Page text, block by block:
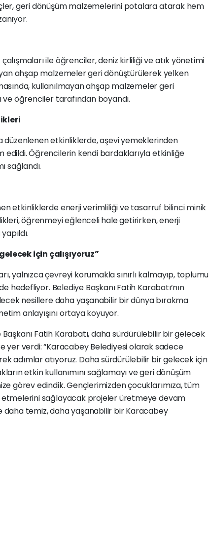
geri dönüşüm malzemelerini potalara atarak hem
ile öğrenciler, deniz kirliliği ve atık yönetimi
ahşap malzemeler geri dönüştürülerek yelken
kullanılmayan ahşap malzemeler geri
öğrenciler tarafından boyandı.
düzenlenen etkinliklerde, aşevi yemeklerinden
Öğrencilerin kendi bardaklarıyla etkinliğe
sağlandı.
etkinliklerde enerji verimliliği ve tasarruf bilinci minik
öğrenmeyi eğlenceli hale getirirken, enerji
için çalışıyoruz”
yalnızca çevreyi korumakla sınırlı kalmayıp, toplumu
Belediye Başkanı Fatih Karabatı’nın
nesillere daha yaşanabilir bir dünya bırakma
anlayışını ortaya koyuyor.
Fatih Karabatı, daha sürdürülebilir bir gelecek
yer verdi: “Karacabey Belediyesi olarak sadece
adımlar atıyoruz. Daha sürdürülebilir bir gelecek için
etkin kullanımını sağlamayı ve geri dönüşüm
görev edindik. Gençlerimizden çocuklarımıza, tüm
etmelerini sağlayacak projeler üretmeye devam
daha temiz, daha yaşanabilir bir Karacabey